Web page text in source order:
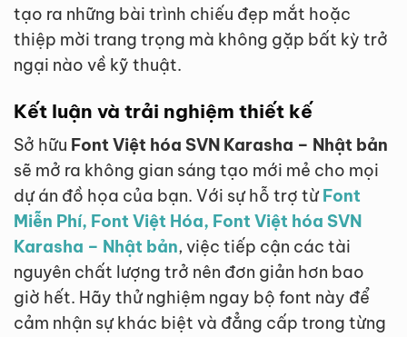
tạo ra những bài trình chiếu đẹp mắt hoặc
thiệp mời trang trọng mà không gặp bất kỳ trở
ngại nào về kỹ thuật.
Kết luận và trải nghiệm thiết kế
Sở hữu Font Việt hóa SVN Karasha – Nhật bản
sẽ mở ra không gian sáng tạo mới mẻ cho mọi
dự án đồ họa của bạn. Với sự hỗ trợ từFont
Miễn Phí, Font Việt Hóa, Font Việt hóa SVN
Karasha – Nhật bản, việc tiếp cận các tài
nguyên chất lượng trở nên đơn giản hơn bao
giờ hết. Hãy thử nghiệm ngay bộ font này để
cảm nhận sự khác biệt và đẳng cấp trong từng